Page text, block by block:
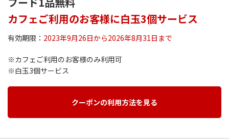
カフェご利用のお客様に白玉3個サービス
有効期限： 2023年9月26日から2026年8月31日まで
※カフェご利用のお客様のみ利用可
※白玉3個サービス
クーポンの利用方法を見る